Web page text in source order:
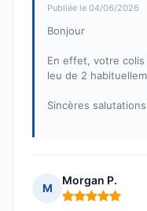
Publiée le 04/06/2026
Bonjour
En effet, votre
leu de 2
Sincères salutations
M
Morgan P.
Note : 5 sur 5